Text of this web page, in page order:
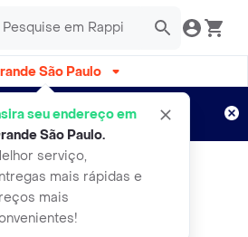
São Paulo
seu endereço em
São Paulo.
serviço,
mais rápidas e
mais
grátis por 15 dias!
Aplicam T&C